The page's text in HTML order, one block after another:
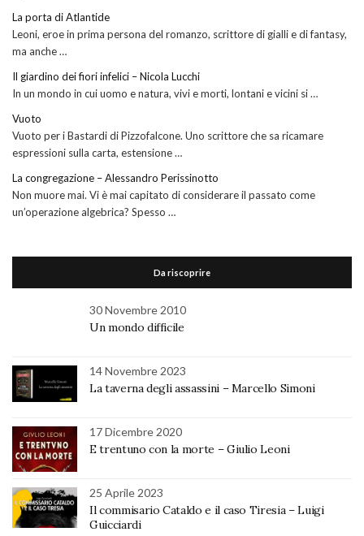
La porta di Atlantide
Leoni, eroe in prima persona del romanzo, scrittore di gialli e di fantasy,
ma anche …
Il giardino dei fiori infelici – Nicola Lucchi
In un mondo in cui uomo e natura, vivi e morti, lontani e vicini si …
Vuoto
Vuoto per i Bastardi di Pizzofalcone. Uno scrittore che sa ricamare
espressioni sulla carta, estensione …
La congregazione – Alessandro Perissinotto
Non muore mai. Vi è mai capitato di considerare il passato come
un’operazione algebrica? Spesso …
Da riscoprire
30 Novembre 2010
Un mondo difficile
14 Novembre 2023
La taverna degli assassini – Marcello Simoni
17 Dicembre 2020
E trentuno con la morte – Giulio Leoni
25 Aprile 2023
Il commisario Cataldo e il caso Tiresia – Luigi
Guicciardi